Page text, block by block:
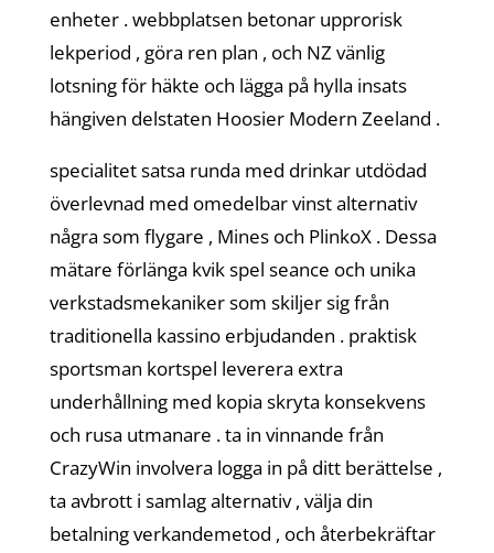
enheter . webbplatsen betonar upprorisk
lekperiod , göra ren plan , och NZ vänlig
lotsning för häkte och lägga på hylla insats
hängiven delstaten Hoosier Modern Zeeland .
specialitet satsa runda med drinkar utdödad
överlevnad med omedelbar vinst alternativ
några som flygare , Mines och PlinkoX . Dessa
mätare förlänga kvik spel seance och unika
verkstadsmekaniker som skiljer sig från
traditionella kassino erbjudanden . praktisk
sportsman kortspel leverera extra
underhållning med kopia skryta konsekvens
och rusa utmanare . ta in vinnande från
CrazyWin involvera logga in på ditt berättelse ,
ta avbrott i samlag alternativ , välja din
betalning verkandemetod , och återbekräftar